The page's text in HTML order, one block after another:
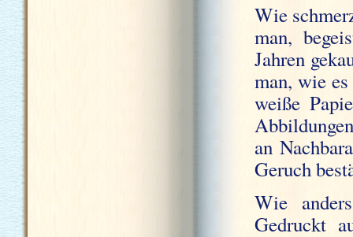
Wie
man,
Jahren
man, wie
weiße
an
Geruch
Wie
Gedruckt